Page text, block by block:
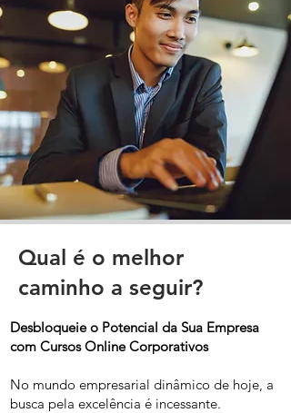
Qual é o melhor
caminho a seguir?
Desbloqueie o Potencial da Sua Empresa
com Cursos Online Corporativos
No mundo empresarial dinâmico de hoje, a
busca pela excelência é incessante.